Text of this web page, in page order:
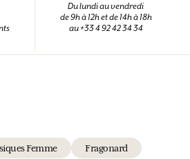
Du lundi au vendredi
de 9h à 12h et de 14h à 18h
au +33 4 92 42 34 34
Femme Fragonard